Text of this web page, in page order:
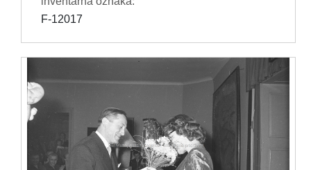
F-12017